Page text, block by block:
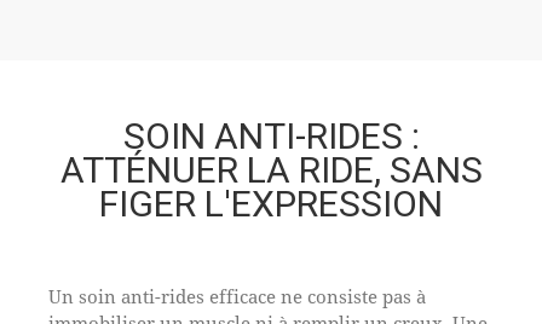
SOIN ANTI-RIDES :
ATTÉNUER LA RIDE, SANS
FIGER L'EXPRESSION
Un soin anti-rides efficace ne consiste pas à